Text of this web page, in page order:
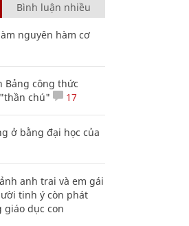
Bình luận nhiều
nguyên hàm cơ
Bảng công thức
chú"
17
ở bằng đại học của
anh trai và em gái
tinh ý còn phát
giáo dục con